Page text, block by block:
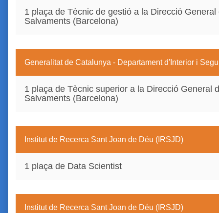
1 plaça de Tècnic de gestió a la Direcció
Salvaments (Barcelona)
Generalitat de Catalunya - Departament d'Interior i
1 plaça de Tècnic superior a la Direcció General
Salvaments (Barcelona)
Institut de Recerca Sant Joan de Déu (IRSJD)
1 plaça de Data Scientist
Institut de Recerca Sant Joan de Déu (IRSJD)